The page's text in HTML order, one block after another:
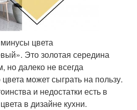
цвета
Это золотая середина
далеко не всегда
может сыграть на пользу.
и недостатки есть в
в дизайне кухни.